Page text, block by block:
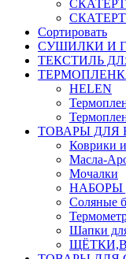
Сортировать
СУШИЛКИ И
ТЕКСТИЛЬ
HELEN
ТОВАРЫ ДЛЯ
Коврики
Масла-
Мочалки
НАБОРЫ
Соляные
Шапки